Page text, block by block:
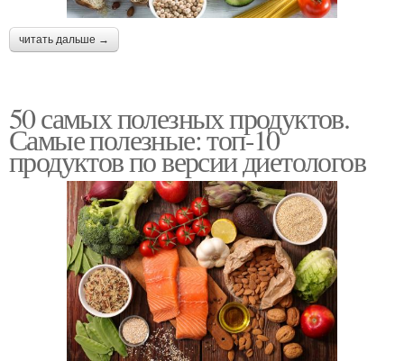
читать дальше →
50 самых полезных продуктов.
Самые полезные: топ-10
продуктов по версии диетологов